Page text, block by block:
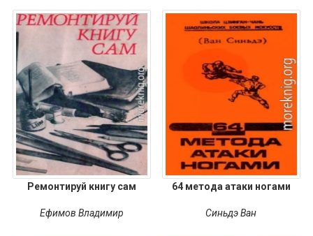
Ремонтируй книгу сам
Ефимов Владимир
64 метода атаки ногами
Синьдэ Ван